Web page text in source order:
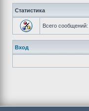
Статистика
Всего сообщений:
Вход